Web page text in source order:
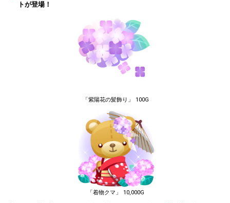
トが登場！
「紫陽花の髪飾り」 100G
「着物クマ」 10,000G